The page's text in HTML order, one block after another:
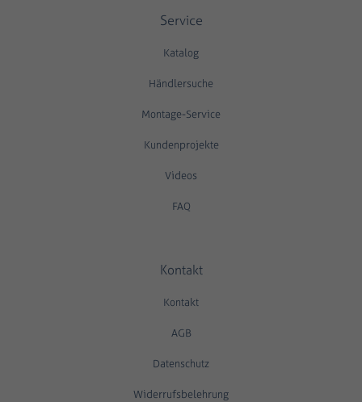
Service
Katalog
Händlersuche
Montage-Service
Kundenprojekte
Videos
FAQ
Kontakt
Kontakt
AGB
Datenschutz
Widerrufsbelehrung